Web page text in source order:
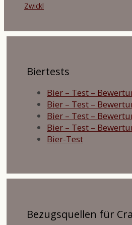
Zwickl
Biertests
Bier – Test –
Bier – Test –
Bier – Test –
Bier – Test –
Bier-Test
Bezugsquellen für